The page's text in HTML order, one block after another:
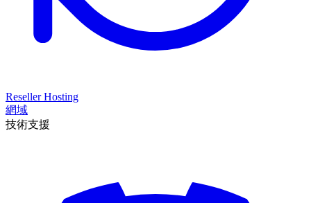
Reseller Hosting
網域
技術支援